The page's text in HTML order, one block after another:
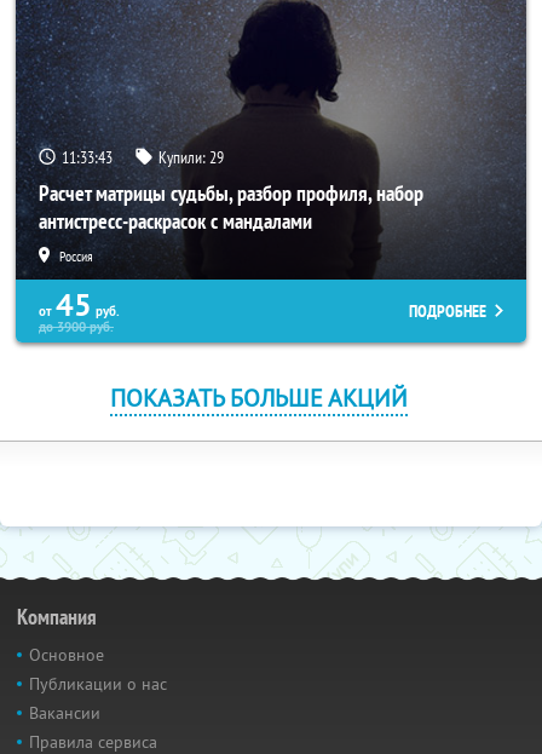
11:33:41 Купили:29
Расчет матрицы судьбы, разбор профиля, набор
антистресс-раскрасок с мандалами
Россия
от 45 руб.
до3900руб.
ПОДРОБНЕЕ
ПОКАЗАТЬ БОЛЬШЕ АКЦИЙ
Компания
Основное
Публикации о нас
Вакансии
Правила сервиса